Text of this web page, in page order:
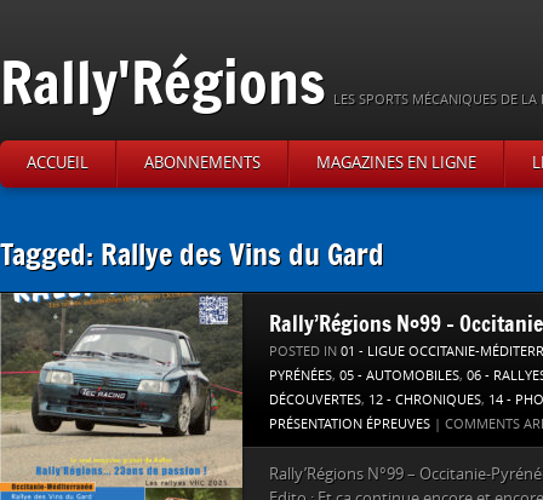
Rally'Régions LES SPORTS MÉCANIQUES DE
ACCUEIL ABONNEMENTS MAGAZINES EN LIGNE
Tagged: Rallye des Vins du Gard
Rally’Régions N°99 –
POSTED IN 01 - LIGUE OCCITANIE-
PYRÉNÉES, 05 - AUTOMOBILES, 06 -
DÉCOUVERTES, 12 - CHRONIQUES, 14 -
PRÉSENTATION ÉPREUVES | COMMENTS
Rally’Régions N°99 – Occitanie-